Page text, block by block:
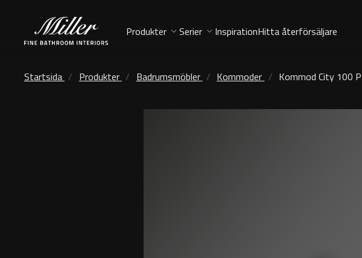
Produkter Serier InspirationHitta återförsäljare
Startsida Produkter Badrumsmöbler Kommoder Kommod City 100